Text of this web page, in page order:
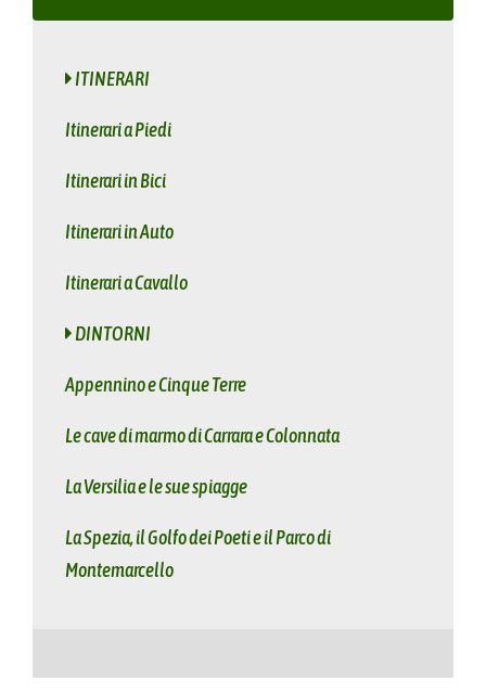
ITINERARI
Itinerari a Piedi
Itinerari in Bici
Itinerari in Auto
Itinerari a Cavallo
DINTORNI
Appennino e Cinque Terre
Le cave di marmo di Carrara e Colonnata
La Versilia e le sue spiagge
La Spezia, il Golfo dei Poeti e il Parco di
Montemarcello